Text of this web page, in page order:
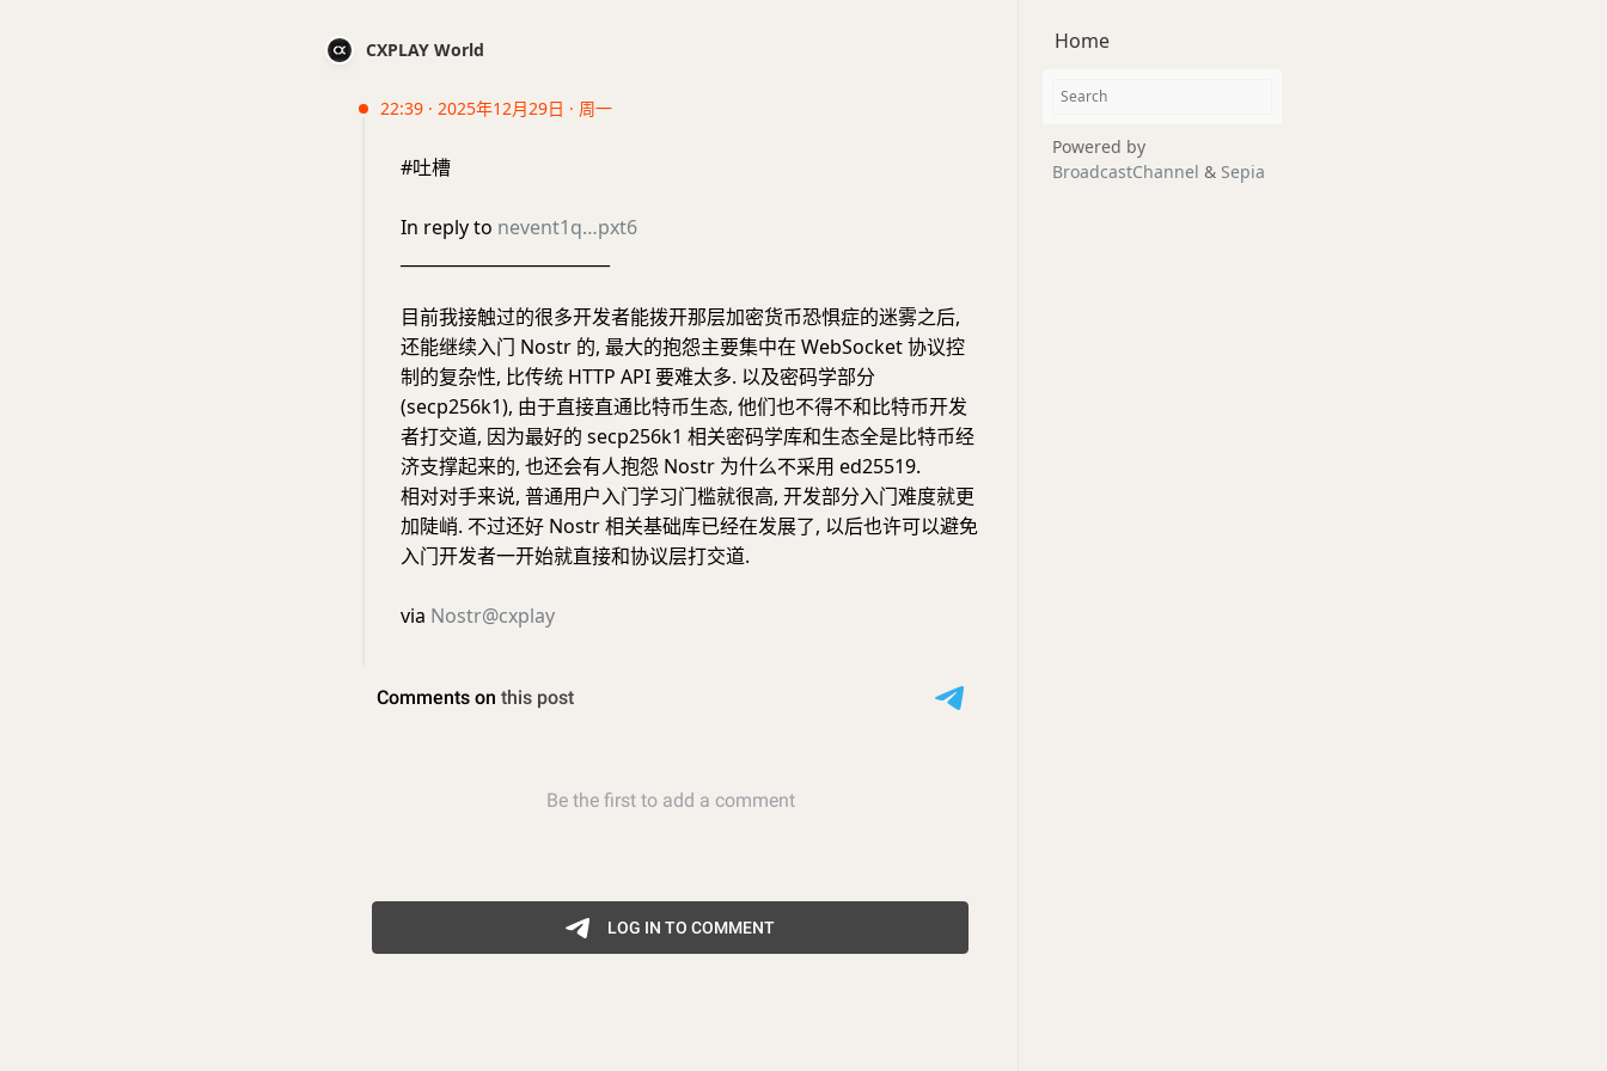
CXPLAY World
22:39 · 2025年12月29日 · 周一
#吐槽
In reply to nevent1q…pxt6
目前我接触过的很多开发者能拨开那层加密货币恐惧症的迷雾之后,
还能继续入门 Nostr 的, 最大的抱怨主要集中在 WebSocket 协议控
制的复杂性, 比传统 HTTP API 要难太多. 以及密码学部分
(secp256k1), 由于直接直通比特币生态, 他们也不得不和比特币开发
者打交道, 因为最好的 secp256k1 相关密码学库和生态全是比特币经
济支撑起来的, 也还会有人抱怨 Nostr 为什么不采用 ed25519.
相对对手来说, 普通用户入门学习门槛就很高, 开发部分入门难度就更
加陡峭. 不过还好 Nostr 相关基础库已经在发展了, 以后也许可以避免
入门开发者一开始就直接和协议层打交道.
via Nostr@cxplay
Home
Powered by
BroadcastChannel & Sepia